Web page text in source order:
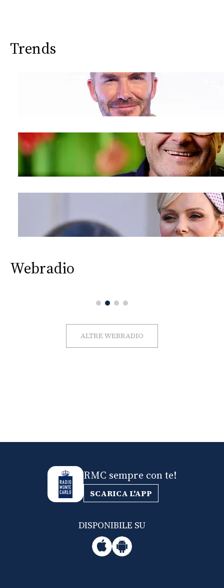
Trends
Webradio
ALTRE WEBRADIO
RMC sempre con te!
SCARICA L'APP
DISPONIBILE SU